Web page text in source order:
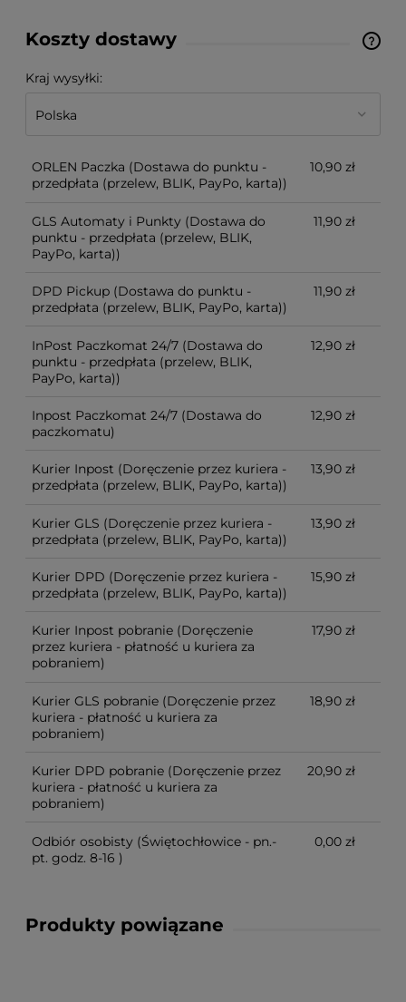
Koszty dostawy
Cena nie zawiera ewentualnych kosztów płatności
Kraj wysyłki:
ORLEN Paczka (Dostawa do punktu -
przedpłata (przelew, BLIK, PayPo, karta))
10,90 zł
GLS Automaty i Punkty (Dostawa do
punktu - przedpłata (przelew, BLIK,
PayPo, karta))
11,90 zł
DPD Pickup (Dostawa do punktu -
przedpłata (przelew, BLIK, PayPo, karta))
11,90 zł
InPost Paczkomat 24/7 (Dostawa do
punktu - przedpłata (przelew, BLIK,
PayPo, karta))
12,90 zł
Inpost Paczkomat 24/7 (Dostawa do
paczkomatu)
12,90 zł
Kurier Inpost (Doręczenie przez kuriera -
przedpłata (przelew, BLIK, PayPo, karta))
13,90 zł
Kurier GLS (Doręczenie przez kuriera -
przedpłata (przelew, BLIK, PayPo, karta))
13,90 zł
Kurier DPD (Doręczenie przez kuriera -
przedpłata (przelew, BLIK, PayPo, karta))
15,90 zł
Kurier Inpost pobranie (Doręczenie
przez kuriera - płatność u kuriera za
pobraniem)
17,90 zł
Kurier GLS pobranie (Doręczenie przez
kuriera - płatność u kuriera za
pobraniem)
18,90 zł
Kurier DPD pobranie (Doręczenie przez
kuriera - płatność u kuriera za
pobraniem)
20,90 zł
Odbiór osobisty (Świętochłowice - pn.-
pt. godz. 8-16 )
0,00 zł
Produkty powiązane